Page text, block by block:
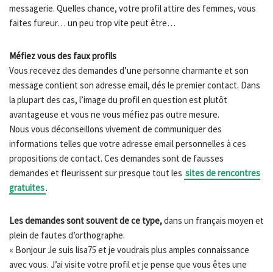
messagerie. Quelles chance, votre profil attire des femmes, vous
faites fureur… un peu trop vite peut être…
Méfiez vous des faux profils
Vous recevez des demandes d’une personne charmante et son
message contient son adresse email, dés le premier contact. Dans
la plupart des cas, l’image du profil en question est plutôt
avantageuse et vous ne vous méfiez pas outre mesure.
Nous vous déconseillons vivement de communiquer des
informations telles que votre adresse email personnelles à ces
propositions de contact. Ces demandes sont de fausses
demandes et fleurissent sur presque tout les sites de rencontres
gratuites.
Les demandes sont souvent de ce type,dans un français moyen et
plein de fautes d’orthographe.
« Bonjour Je suis lisa75 et je voudrais plus amples connaissance
avec vous. J’ai visite votre profil et je pense que vous êtes une